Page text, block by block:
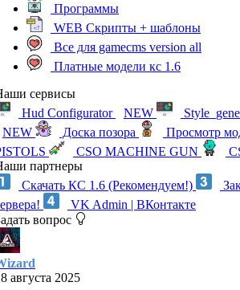
Программы
WEB Скрипты + шаблоны
Все для gamecms version all
Платные модели кс 1.6
сервисы
Hud Configurator
NEW
NEW
Доска позора Просмотр
CSO MACHINE GUN
партнеры
Скачать КС 1.6 (Рекомендуем!)
VK Admin | ВКонтакте
вопрос
августа 2025